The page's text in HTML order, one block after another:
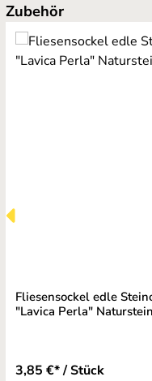
Produktgalerie überspringen
Zubehör
Fliesensockel edle
"Lavica Perla"
3,85 €* / Stück